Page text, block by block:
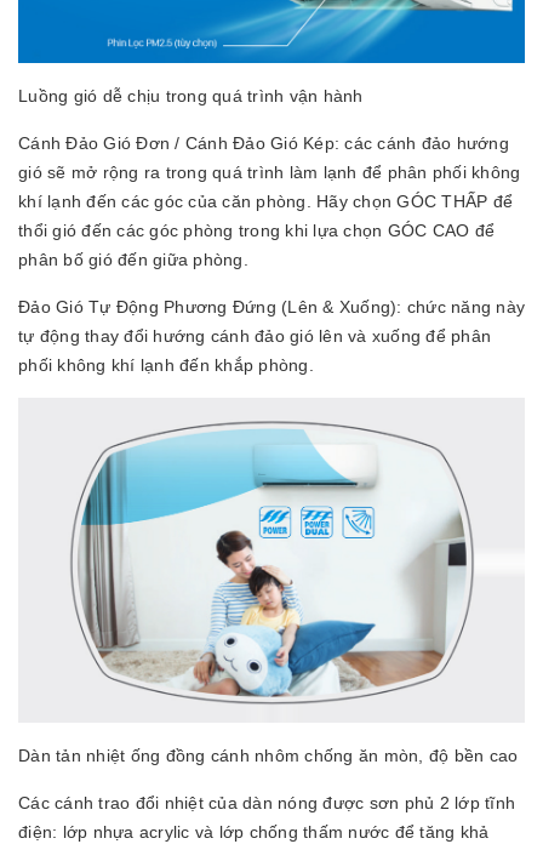
Luồng gió dễ chịu trong quá trình vận hành
Cánh Đảo Gió Đơn / Cánh Đảo Gió Kép: các cánh đảo hướng
gió sẽ mở rộng ra trong quá trình làm lạnh để phân phối không
khí lạnh đến các góc của căn phòng. Hãy chọn GÓC THẤP để
thổi gió đến các góc phòng trong khi lựa chọn GÓC CAO để
phân bố gió đến giữa phòng.
Đảo Gió Tự Động Phương Đứng (Lên & Xuống): chức năng này
tự động thay đổi hướng cánh đảo gió lên và xuống để phân
phối không khí lạnh đến khắp phòng.
Dàn tản nhiệt ống đồng cánh nhôm chống ăn mòn, độ bền cao
Các cánh trao đổi nhiệt của dàn nóng được sơn phủ 2 lớp tĩnh
điện: lớp nhựa acrylic và lớp chống thấm nước để tăng khả